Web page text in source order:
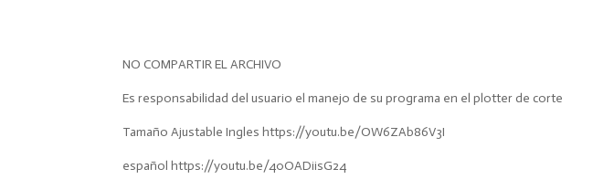
NO COMPARTIR EL ARCHIVO
Es responsabilidad del usuario el manejo de su programa en el plotter de corte
Tamaño Ajustable Ingles https://youtu.be/OW6ZAb86V3I
español https://youtu.be/40OADiisG24